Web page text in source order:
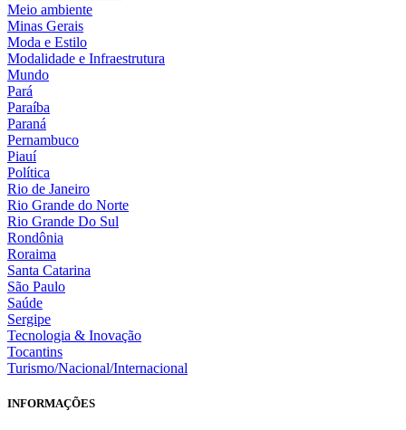
Meio ambiente
Minas Gerais
Moda e Estilo
Modalidade e Infraestrutura
Mundo
Pará
Paraíba
Paraná
Pernambuco
Piauí
Política
Rio de Janeiro
Rio Grande do Norte
Rio Grande Do Sul
Rondônia
Roraima
Santa Catarina
São Paulo
Saúde
Sergipe
Tecnologia & Inovação
Tocantins
Turismo/Nacional/Internacional
INFORMAÇÕES